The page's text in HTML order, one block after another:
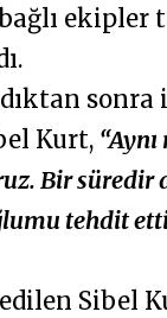
ekipler
sonra
Kurt,
Bir süredir
tehdit
Sibel